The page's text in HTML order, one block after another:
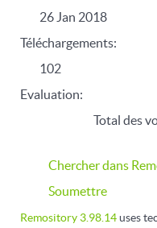
26 Jan 2018
Téléchargements:
102
Evaluation:
Total des
Chercher dans
Soumettre
Remository 3.98.14 uses